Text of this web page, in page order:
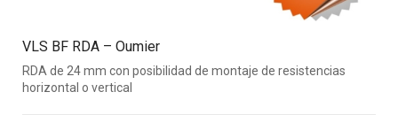
VLS BF RDA – Oumier
RDA de 24 mm con posibilidad de montaje de resistencias
horizontal o vertical